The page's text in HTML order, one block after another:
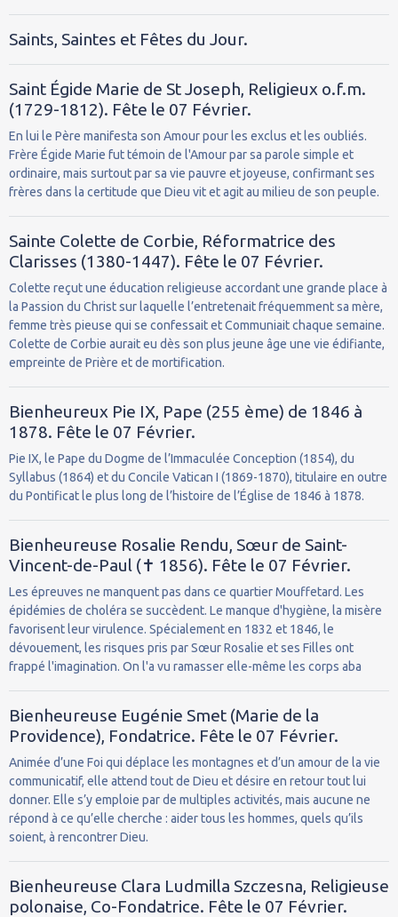
Saints, Saintes et Fêtes du Jour.
Saint Égide Marie de St Joseph, Religieux o.f.m.
(1729-1812). Fête le 07 Février.
En lui le Père manifesta son Amour pour les exclus et les oubliés.
Frère Égide Marie fut témoin de l'Amour par sa parole simple et
ordinaire, mais surtout par sa vie pauvre et joyeuse, confirmant ses
frères dans la certitude que Dieu vit et agit au milieu de son peuple.
Sainte Colette de Corbie, Réformatrice des
Clarisses (1380-1447). Fête le 07 Février.
Colette reçut une éducation religieuse accordant une grande place à
la Passion du Christ sur laquelle l’entretenait fréquemment sa mère,
femme très pieuse qui se confessait et Communiait chaque semaine.
Colette de Corbie aurait eu dès son plus jeune âge une vie édifiante,
empreinte de Prière et de mortification.
Bienheureux Pie IX, Pape (255 ème) de 1846 à
1878. Fête le 07 Février.
Pie IX, le Pape du Dogme de l’Immaculée Conception (1854), du
Syllabus (1864) et du Concile Vatican I (1869-1870), titulaire en outre
du Pontificat le plus long de l’histoire de l’Église de 1846 à 1878.
Bienheureuse Rosalie Rendu, Sœur de Saint-
Vincent-de-Paul (✝ 1856). Fête le 07 Février.
Les épreuves ne manquent pas dans ce quartier Mouffetard. Les
épidémies de choléra se succèdent. Le manque d'hygiène, la misère
favorisent leur virulence. Spécialement en 1832 et 1846, le
dévouement, les risques pris par Sœur Rosalie et ses Filles ont
frappé l'imagination. On l'a vu ramasser elle-même les corps aba
Bienheureuse Eugénie Smet (Marie de la
Providence), Fondatrice. Fête le 07 Février.
Animée d’une Foi qui déplace les montagnes et d’un amour de la vie
communicatif, elle attend tout de Dieu et désire en retour tout lui
donner. Elle s’y emploie par de multiples activités, mais aucune ne
répond à ce qu’elle cherche : aider tous les hommes, quels qu’ils
soient, à rencontrer Dieu.
Bienheureuse Clara Ludmilla Szczesna, Religieuse
polonaise, Co-Fondatrice. Fête le 07 Février.